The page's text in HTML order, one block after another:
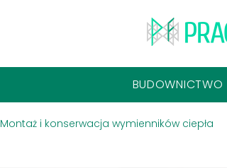
BUDOWNICTWO
Montaż i konserwacja wymienników ciepła